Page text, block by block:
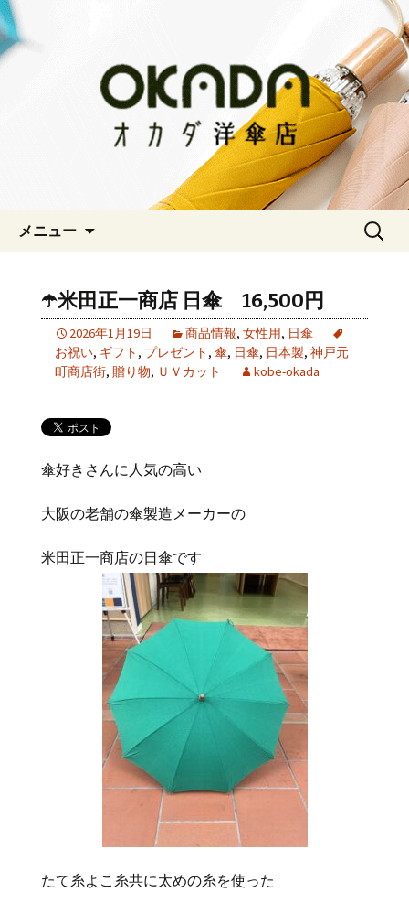
オカダ洋傘店
神戸三宮の老舗 オシャレな傘をお求
めならオカダ洋傘店
メニュー
検
☂️米田正一商店 日傘 16,500円
2026年1月19日 商品情報, 女性用, 日傘
お祝い, ギフト , プレゼント , 傘, 日傘, 日本製, 神戸元
町商店街, 贈り物, ＵＶカット kobe-okada
傘好きさんに人気の高い
大阪の老舗の傘製造メーカーの
米田正一商店の日傘です
たて糸よこ糸共に太めの糸を使った